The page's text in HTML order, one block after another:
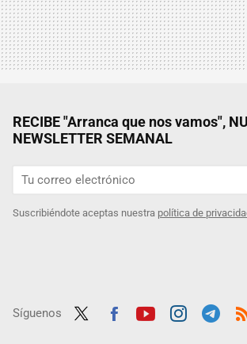
RECIBE "Arranca que nos vamos",
NEWSLETTER SEMANAL
Suscribiéndote aceptas nuestra política de
Síguenos